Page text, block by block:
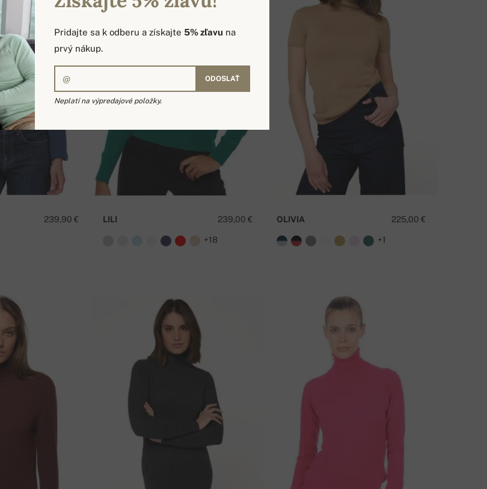
239,90 € 239,00 €
LILI
+18
225,00 €
OLIVIA
+1
Pridajte sa k odberu a získajte 5% zľavu na
prvý nákup.
ODOSLAŤ
Neplatí na výpredajové položky.